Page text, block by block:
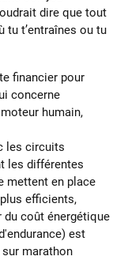
dire que tout
tu t’entraînes ou tu
financier pour
concerne
humain,
les circuits
les différentes
mettent en place
efficients,
du coût énergétique
est
marathon